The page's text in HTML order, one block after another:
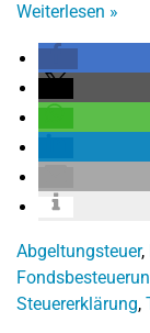
Weiterlesen »
Abgeltungsteuer,
Steuererklärung,